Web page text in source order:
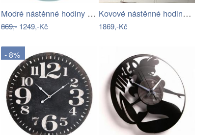
Modré nástěnné hodiny Kitchen Craft…
869,- 1249,-Kč
Kovové nástěnné hodiny Ball, ø 50 cm
1869,-Kč
- 8%